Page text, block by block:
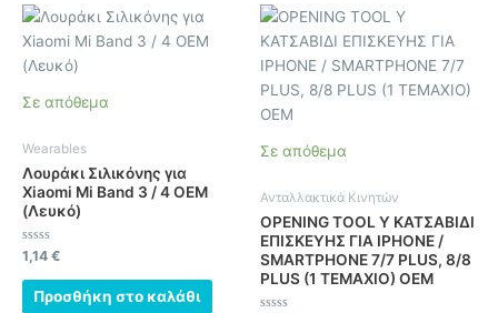
Σε απόθεμα
Wearables
Λουράκι Σιλικόνης για
Xiaomi Mi Band 3 / 4 OEM
(Λευκό)
Βαθμολογήθηκε
με
0
από
1,14 €
Προσθήκη στο καλάθι
Σε απόθεμα
Ανταλλακτικά Κινητών
OPENING TOOL Y ΚΑΤΣΑΒΙΔΙ
ΕΠΙΣΚΕΥΗΣ ΓΙΑ IPHONE /
SMARTPHONE 7/7 PLUS, 8/8
PLUS (1 ΤΕΜΑΧΙΟ) OEM